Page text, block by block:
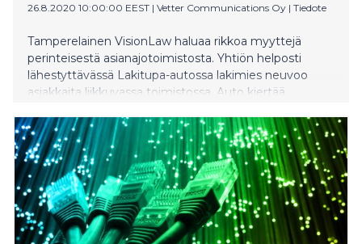
26.8.2020 10:00:00 EEST | Vetter Communications Oy | Tiedote
Tamperelainen VisionLaw haluaa rikkoa myyttejä
perinteisestä asianajotoimistosta. Yhtiön helposti
lähestyttävässä Lakitupa-autossa lakimies neuvoo
asiakkaita liikkuvassa toimistossa. Auto kiertää
Hämeenlinnassa, Parkanossa, Seinäjoella ja Vaasassa.
Lisäksi VisionLaw’n digitaalinen kokonaisuus
mahdollistaa juristipalvelut täysin etänä.